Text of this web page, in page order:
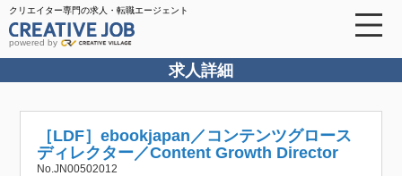
クリエイター専門の求人・転職エージェント
powered by
求人詳細
［LDF］ebookjapan／コンテンツグロース
ディレクター／Content Growth Director
No.JN00502012